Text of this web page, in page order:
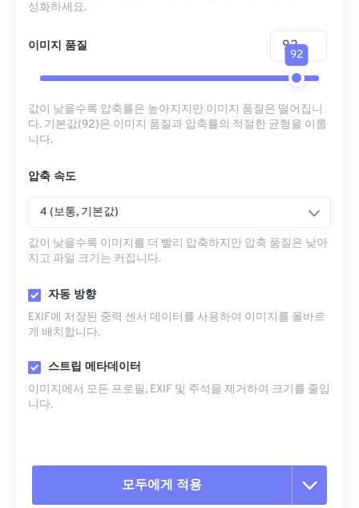
성화하세요.
이미지 품질
92
값이 낮을수록 압축률은 높아지지만 이미지 품질은 떨어집니
다. 기본값(92)은 이미지 품질과 압축률의 적절한 균형을 이룹
니다.
압축 속도
4 (보통, 기본값)
값이 낮을수록 이미지를 더 빨리 압축하지만 압축 품질은 낮아
지고 파일 크기는 커집니다.
자동 방향
EXIF에 저장된 중력 센서 데이터를 사용하여 이미지를 올바르
게 배치합니다.
스트립 메타데이터
이미지에서 모든 프로필, EXIF ​​및 주석을 제거하여 크기를 줄입
니다.
모두에게 적용